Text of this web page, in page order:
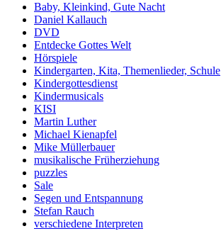
Baby, Kleinkind, Gute Nacht
Daniel Kallauch
DVD
Entdecke Gottes Welt
Hörspiele
Kindergarten, Kita, Themenlieder, Schule
Kindergottesdienst
Kindermusicals
KISI
Martin Luther
Michael Kienapfel
Mike Müllerbauer
musikalische Früherziehung
puzzles
Sale
Segen und Entspannung
Stefan Rauch
verschiedene Interpreten